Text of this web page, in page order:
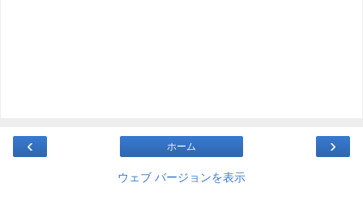
‹ ›
ホーム
ウェブ バージョンを表示